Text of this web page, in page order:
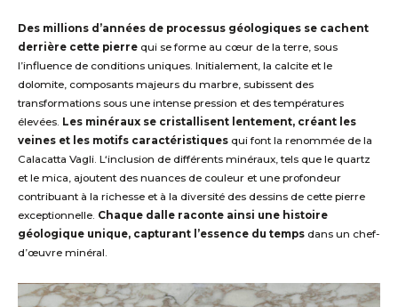
Des millions d’années de processus géologiques se cachent
derrière cette pierre qui se forme au cœur de laterre, sous
l’influence de conditions uniques. Initialement, la calcite et le
dolomite, composants majeurs du marbre, subissent des
transformations sous une intense pression et des températures
élevées. Les minéraux se cristallisent lentement, créant les
veines et les motifs caractéristiques qui font la renommée de la
Calacatta Vagli. L‘inclusion de différents minéraux, tels que le quartz
et le mica, ajoutent des nuances de couleur et une profondeur
contribuant à la richesse et à la diversité des dessins de cette pierre
exceptionnelle. Chaque dalle raconte ainsi une histoire
géologique unique, capturant l’essence du temps dans un chef-
d’œuvre minéral.